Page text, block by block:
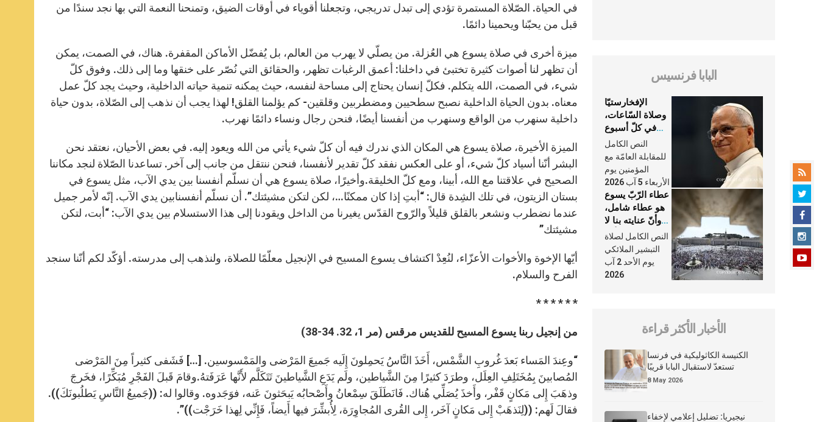
في الحياة. الصّلاة المستمرة تؤدي إلى تبدل تدريجي، وتجعلنا أقوياء في أوقات الضيق، وتمنحنا النعمة التي بها نجد سندًا من
قبل من يحبّنا ويحمينا دائمًا.
ميزة أخرى في صلاة يسوع هي العُزلة. من يصلّي لا يهرب من العالم، بل يُفضّل الأماكن المقفرة. هناك، في الصمت، يمكن
أن تظهر لنا أصوات كثيرة تختبئ في داخلنا: أعمق الرغبات تظهر، والحقائق التي نُصّر على خنقها وما إلى ذلك. وفوق كلّ
شيء، في الصمت، الله يتكلم. فكلّ إنسان يحتاج إلى مساحة لنفسه، حيث يمكنه تنمية حياته الداخلية، وحيث يجد كلّ عمل
معناه. بدون الحياة الداخلية نصبح سطحيين ومضطربين وقلقين- كم يؤلمنا القلق! لهذا يجب أن نذهب إلى الصّلاة، بدون حياة
داخلية سنهرب من الواقع وسنهرب من أنفسنا أيضًا، فنحن رجال ونساء دائمًا نهرب.
الميزة الأخيرة، صلاة يسوع هي المكان الذي ندرك فيه أن كلّ شيء يأتي من الله ويعود إليه. في بعض الأحيان، نعتقد نحن
البشر أنّنا أسياد كلّ شيء، أو على العكس نفقد كلّ تقدير لأنفسنا، فنحن ننتقل من جانب إلى آخر. تساعدنا الصّلاة لنجد مكاننا
الصحيح في علاقتنا مع الله، أبينا، ومع كلّ الخليقة.وأخيرًا، صلاة يسوع هي أن نسلّم أنفسنا بين يدي الآب، مثل يسوع في
بستان الزيتون، في تلك الشِدة قال: “أبتِ إذا كان ممكنًا…، لكن لتكن مشيئتك”. أن نسلّم أنفسنابين يدي الآب. إنّه لأمر جميل
عندما نضطرب ونشعر بالقلق قليلاً والرّوح القدّس يغيرنا من الداخل ويقودنا إلى هذا الاستسلام بين يدي الآب: “أبت، لتكن
مشيئتك”
أيّها الإخوة والأخوات الأعزّاء، لنُعِدْ اكتشاف يسوع المسيح في الإنجيل معلّمًا للصلاة، ولنذهب إلى مدرسته. أؤكّد لكم أنّنا سنجد
الفرح والسلام.
* * * * * *
من إنجيل ربنا يسوع المسيح للقديس مرقس (مر 1، 32. 34-38)
“وعِندَ المَساء بَعدَ غُروبِ الشَّمْس، أَخَذَ النَّاسُ يَحمِلونَ إِلَيه جَميعَ المَرْضى والمَمْسوسين. […] فَشَفى كثيراً مِنَ المَرْضى
المُصابينَ بِمُخَتَلِفِ العِلَل، وطرَدَ كثيرًا مِنَ الشَّياطين، ولَم يَدَعِ الشَّياطينَ تَتَكَلَّم لأَنَّها عَرَفَتهُ.وقامَ قَبلَ الفَجْرِ مُبَكِّرًا، فخَرجَ
وذهَبَ إِلى مَكانٍ قَفْر، وأَخذَ يُصَلِّي هُناك. فَانَطَلَقَ سِمْعانُ وأَصْحابُه يَبحَثونَ عَنه، فوَجَدوه. وقالوا له: ((جَميعُ النَّاسِ يَطلُبونَكَ)).
فقالَ لَهم: ((لِنَذهَبْ إِلى مَكانٍ آخَر، إِلى القُرى المُجاوِرَة، لِأُبشِّرَ فيها أَيضاً، فَإِنِّي لِهذا خَرَجْت))”.
البابا فرنسيس
الإفخارستيّا
وصلاة السّاعات،
في كلّ أسبوع
وكلّ يوم، هما
النَّفَس في حياة
الكنيسة
النص الكامل
للمقابلة العامّة مع
المؤمنين يوم
الأربعاء 5 آب 2026
عطاء الرّبّ يسوع
هو عطاء شامل،
وأنّ عنايته بنا لا
تغيب عنّا أبدًا
النص الكامل لصلاة
التبشير الملائكي
يوم الأحد 2 آب
2026
الأخبار الأكثر قراءة
الكنيسة الكاثوليكية في فرنسا
تستعدّ لاستقبال البابا قريبًا
8 May 2026
نيجيريا: تضليل إعلامي لإخفاء